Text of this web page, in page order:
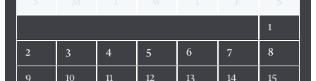
1
2 3 4 5 6 7 8
9 10 11 12 13 14 15